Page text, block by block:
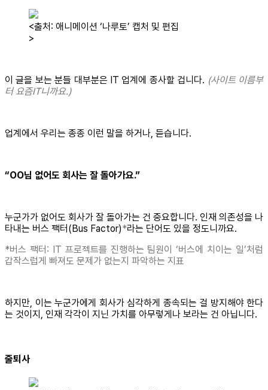
<출처: 애니메이션 ‘나루토’ 캡처 및 편집
>
이 글을 보는 분들 대부분은 IT 업계에 종사할 겁니다. (사이트 이름부
터 요즘IT니까요.)
업계에서 우리는 종종 이런 말을 하거나, 듣습니다.
“OO님 없어도 회사는 잘 돌아가요.”
누군가가 없어도 회사가 잘 돌아가는 건 중요합니다. 인재 의존성을 나
타내는 버스 팩터(Bus Factor)*라는 단어도 있을 정도니까요.
*버스 팩터: IT 프로젝트를 진행하는 팀원이 ‘버스에 치이는 일’처럼
갑작스럽게 빠져도 문제가 없는지 파악하는 지표
하지만, 이는 누군가에게 회사가 심각하게 종속되는 걸 방지해야 한다
는 것이지, 인재 각각이 지닌 가치를 아무렇게나 보라는 건 아닙니다.
줄퇴사